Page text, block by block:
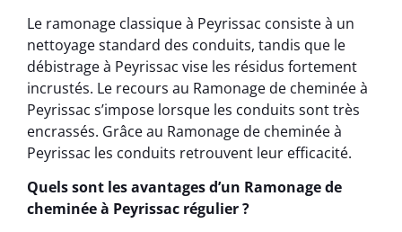
Le ramonage classique à Peyrissac consiste à un
nettoyage standard des conduits, tandis que le
débistrage à Peyrissac vise les résidus fortement
incrustés. Le recours au Ramonage de cheminée à
Peyrissac s’impose lorsque les conduits sont très
encrassés. Grâce au Ramonage de cheminée à
Peyrissac les conduits retrouvent leur efficacité.
Quels sont les avantages d’un Ramonage de
cheminée à Peyrissac régulier ?